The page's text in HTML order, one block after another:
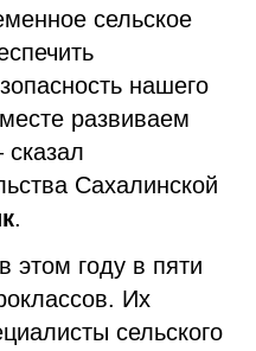
сельское
нашего
развиваем
сказал
Сахалинской
.
этом году в пяти
Их
сельского